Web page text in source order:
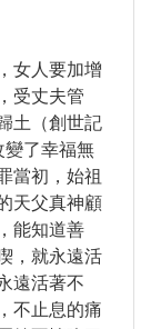
女人要加增
受丈夫管
土（創世記
變了幸福無
當初，始祖
天父真神顧
能知道善
，就永遠活
遠活著不
不止息的痛